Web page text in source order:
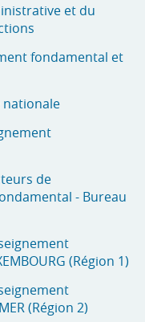
et du
fondamental et
nationale
de
- Bureau
(Région 1)
(Région 2)